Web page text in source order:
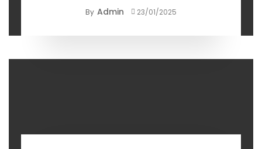
By Admin 23/01/2025